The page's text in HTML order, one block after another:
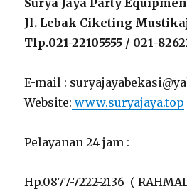
Surya Jaya Party
Jl. Lebak Ciketing
Tlp.021-22105555 / 021-
E-mail :
Website: www.suryajaya.top
Pelayanan 24 jam :
Hp.0877-7222-2136 (